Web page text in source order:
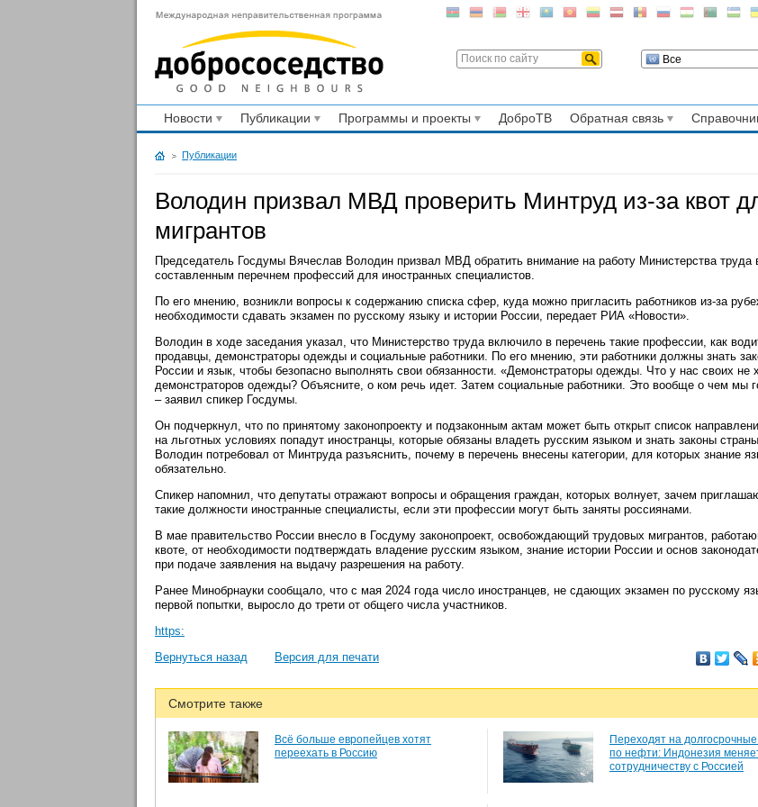
Все
Новости Публикации Программы и проекты ДоброТВ Обратная связь
Публикации
Володин призвал МВД проверить Минтруд из-за квот
мигрантов
Председатель Госдумы Вячеслав Володин призвал МВД обратить внимание на работу Министерства труда
составленным перечнем профессий для иностранных специалистов.
По его мнению, возникли вопросы к содержанию списка сфер, куда можно пригласить работников из-за
необходимости сдавать экзамен по русскому языку и истории России, передает РИА «Новости».
Володин в ходе заседания указал, что Министерство труда включило в перечень такие профессии, как
продавцы, демонстраторы одежды и социальные работники. По его мнению, эти работники должны знать
России и язык, чтобы безопасно выполнять свои обязанности. «Демонстраторы одежды. Что у нас своих не
демонстраторов одежды? Объясните, о ком речь идет. Затем социальные работники. Это вообще о чем мы
– заявил спикер Госдумы.
Он подчеркнул, что по принятому законопроекту и подзаконным актам может быть открыт список
на льготных условиях попадут иностранцы, которые обязаны владеть русским языком и знать законы страны.
Володин потребовал от Минтруда разъяснить, почему в перечень внесены категории, для которых знание
обязательно.
Спикер напомнил, что депутаты отражают вопросы и обращения граждан, которых волнует, зачем
такие должности иностранные специалисты, если эти профессии могут быть заняты россиянами.
В мае правительство России внесло в Госдуму законопроект, освобождающий трудовых мигрантов,
квоте, от необходимости подтверждать владение русским языком, знание истории России и основ
при подаче заявления на выдачу разрешения на работу.
Ранее Минобрнауки сообщало, что с мая 2024 года число иностранцев, не сдающих экзамен по русскому
первой попытки, выросло до трети от общего числа участников.
https:
Вернуться назад
Версия для печати
Смотрите также
Всё больше европейцев хотят
переехать в Россию
Переходят на
по нефти: Индонезия
сотрудничеству с Россией